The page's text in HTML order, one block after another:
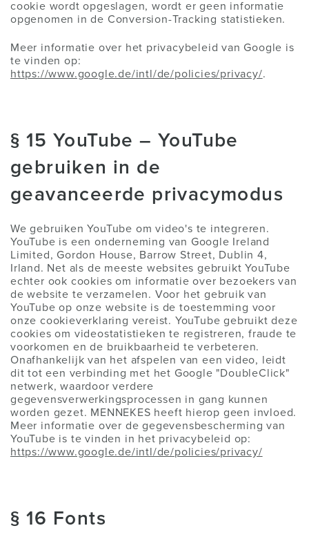
cookie wordt opgeslagen, wordt er geen informatie
opgenomen in de Conversion-Tracking statistieken.
Meer informatie over het privacybeleid van Google is
te vinden op:
https://www.google.de/intl/de/policies/privacy/.
§ 15 YouTube – YouTube
gebruiken in de
geavanceerde privacymodus
We gebruiken YouTube om video's te integreren.
YouTube is een onderneming van Google Ireland
Limited, Gordon House, Barrow Street, Dublin 4,
Irland. Net als de meeste websites gebruikt YouTube
echter ook cookies om informatie over bezoekers van
de website te verzamelen. Voor het gebruik van
YouTube op onze website is de toestemming voor
onze cookieverklaring vereist. YouTube gebruikt deze
cookies om videostatistieken te registreren, fraude te
voorkomen en de bruikbaarheid te verbeteren.
Onafhankelijk van het afspelen van een video, leidt
dit tot een verbinding met het Google "DoubleClick"
netwerk, waardoor verdere
gegevensverwerkingsprocessen in gang kunnen
worden gezet. MENNEKES heeft hierop geen invloed.
Meer informatie over de gegevensbescherming van
YouTube is te vinden in het privacybeleid op:
https://www.google.de/intl/de/policies/privacy/
§ 16 Fonts